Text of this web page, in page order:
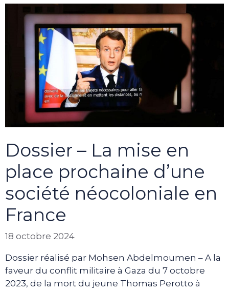
Dossier – La mise en
place prochaine d’une
société néocoloniale en
France
18 octobre 2024
Dossier réalisé par Mohsen Abdelmoumen – A la
faveur du conflit militaire à Gaza du 7 octobre
2023, de la mort du jeune Thomas Perotto à